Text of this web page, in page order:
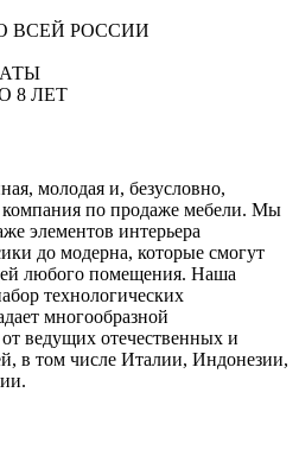
ВСЕЙ РОССИИ
8 ЛЕТ
молодая и, безусловно,
по продаже мебели. Мы
элементов интерьера
до модерна, которые смогут
любого помещения. Наша
технологических
многообразной
ведущих отечественных и
в том числе Италии, Индонезии,